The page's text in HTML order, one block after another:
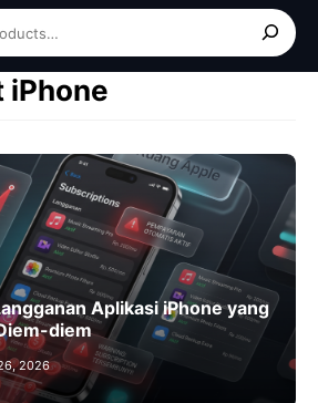
iPhone
Aplikasi iPhone yang
diem
2026